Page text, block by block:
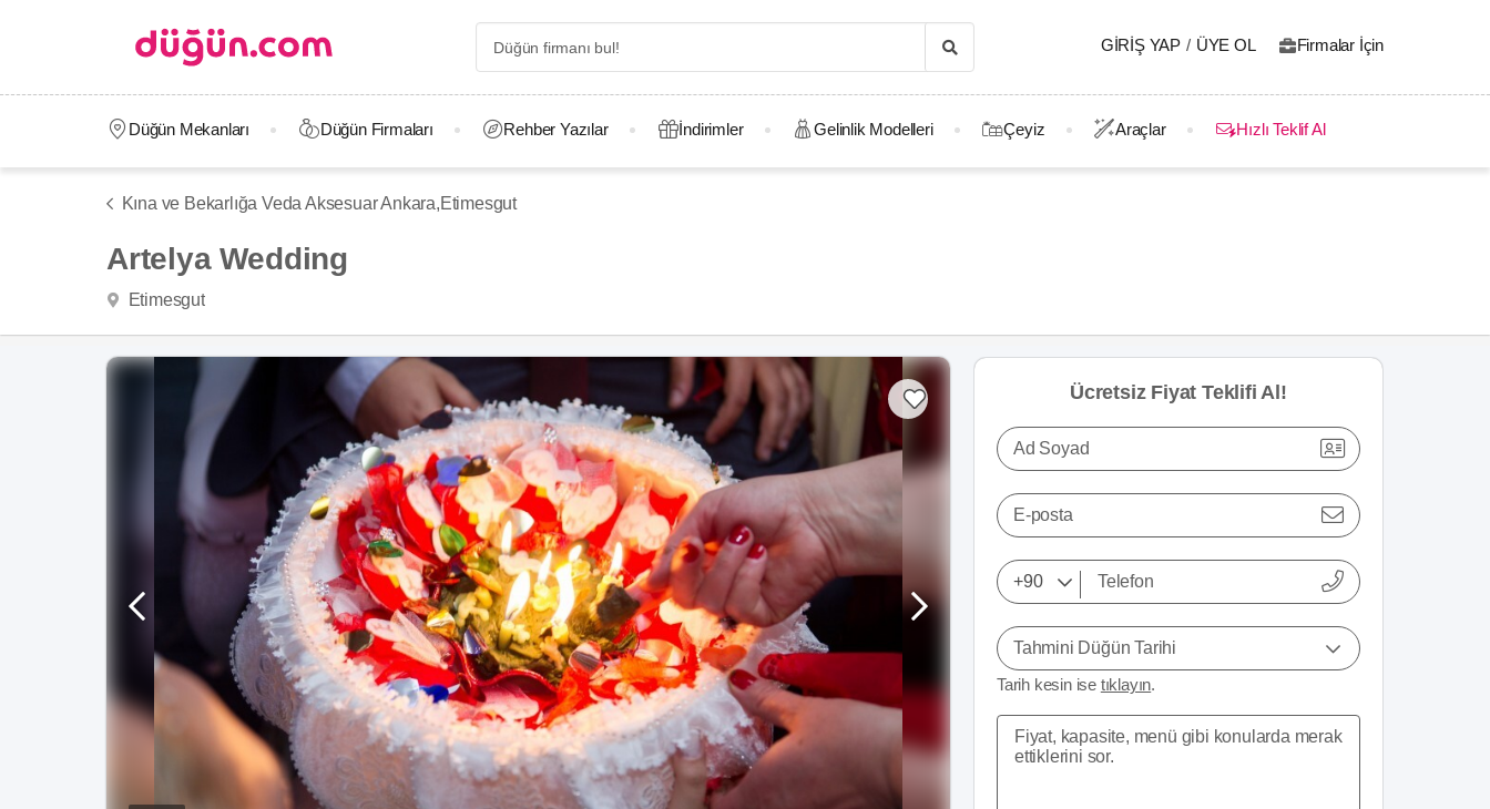
GIRIŞ YAP / ÜYE OL Firmalar İçin
Düğün Mekanları Düğün Firmaları Rehber Yazılar İndirimler Gelinlik Modelleri Çeyiz Araçlar Hızlı Teklif Al
Kına ve Bekarlığa Veda Aksesuar Ankara,Etimesgut
Artelya Wedding
Etimesgut
Ücretsiz Fiyat Teklifi Al!
Ad Soyad
E-posta
Tahmini Düğün Tarihi
Tarih kesin ise tıklayın.